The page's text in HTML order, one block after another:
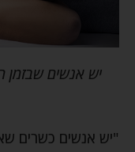
יש אנשים שבזמן
"יש אנשים כשרים